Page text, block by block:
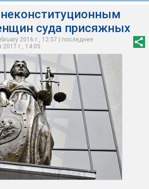
суда присяжных
2016 г., 12:57 | последнее
2017 г., 14:05